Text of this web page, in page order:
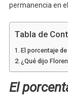
permanencia en
Tabla de
El porcentaje
¿Qué dijo
El